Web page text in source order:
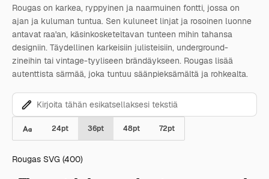
Rougas on karkea, ryppyinen ja naarmuinen fontti, jossa on
ajan ja kuluman tuntua. Sen kuluneet linjat ja rosoinen luonne
antavat raa'an, käsinkosketeltavan tunteen mihin tahansa
designiin. Täydellinen karkeisiin julisteisiin, underground-
zineihin tai vintage-tyyliseen brändäykseen. Rougas lisää
autenttista särmää, joka tuntuu säänpieksämältä ja rohkealta.
24pt 36pt 48pt 72pt
Rougas SVG (400)